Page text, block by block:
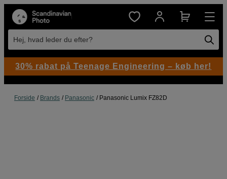
Hej, hvad leder du efter?
Forside Brands Panasonic Panasonic Lumix FZ82D
30% rabat på Teenage Engineering – køb her!